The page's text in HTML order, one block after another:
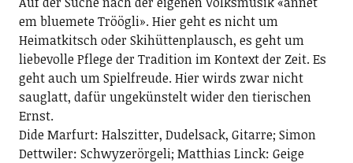
em bluemete Tröögli». Hier geht es nicht um
Heimatkitsch oder Skihüttenplausch, es geht um
liebevolle Pflege der Tradition im Kontext der Zeit. Es
geht auch um Spielfreude. Hier wirds zwar nicht
sauglatt, dafür ungekünstelt wider den tierischen
Ernst.
Dide Marfurt: Halszitter, Dudelsack, Gitarre; ­Simon
Dettwiler: Schwyzerörgeli; Matthias Linck: Geige